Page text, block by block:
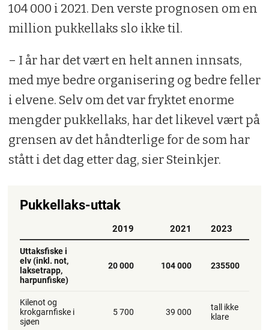
104 000 i 2021. Den verste prognosen om en
million pukkellaks slo ikke til.
– I år har det vært en helt annen innsats,
med mye bedre organisering og bedre feller
i elvene. Selv om det var fryktet enorme
mengder pukkellaks, har det likevel vært på
grensen av det håndterlige for de som har
stått i det dag etter dag, sier Steinkjer.